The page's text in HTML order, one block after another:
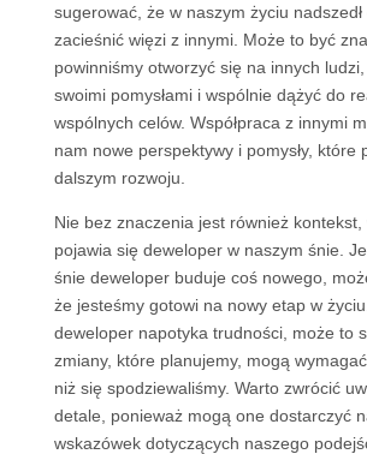
sugerować, że w naszym życiu
zacieśnić więzi z innymi. Może to być
powinniśmy otworzyć się na innych
swoimi pomysłami i wspólnie dążyć do
wspólnych celów. Współpraca z innymi
nam nowe perspektywy i pomysły, które
dalszym rozwoju.
Nie bez znaczenia jest również kontekst,
pojawia się deweloper w naszym śnie.
śnie deweloper buduje coś nowego,
że jesteśmy gotowi na nowy etap w
deweloper napotyka trudności, może to
zmiany, które planujemy, mogą wymagać
niż się spodziewaliśmy. Warto zwrócić
detale, ponieważ mogą one dostarczyć
wskazówek dotyczących naszego